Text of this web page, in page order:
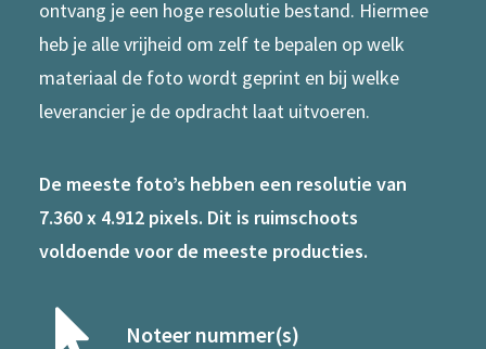
ontvang je een hoge resolutie bestand. Hiermee
heb je alle vrijheid om zelf te bepalen op welk
materiaal de foto wordt geprint en bij welke
leverancier je de opdracht laat uitvoeren.
De meeste foto’s hebben een resolutie van
7.360 x 4.912 pixels. Dit is ruimschoots
voldoende voor de meeste producties.
Noteer nummer(s)